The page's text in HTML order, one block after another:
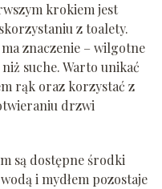
krokiem jest
z toalety.
znaczenie – wilgotne
suche. Warto unikać
rąk oraz korzystać z
drzwi
są dostępne środki
i mydłem pozostaje